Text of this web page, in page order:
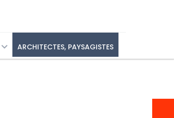
ARCHITECTES, PAYSAGISTES